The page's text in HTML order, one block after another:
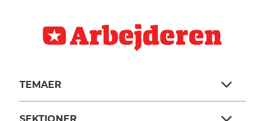
TEMAER
SEKTIONER